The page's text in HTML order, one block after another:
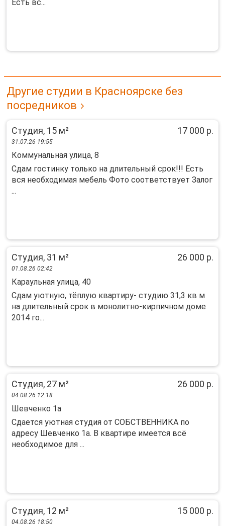
Есть вс...
Другие студии в Красноярске без
посредников
Студия, 15 м² 17 000 р.
31.07.26 19:55
Коммунальная улица, 8
Сдам гостинку только на длительный срок!!! Есть
вся необходимая мебель Фото соответствует Залог
...
Студия, 31 м² 26 000 р.
01.08.26 02:42
Караульная улица, 40
Сдам уютную, тёплую квартиру- студию 31,3 кв м
на длительный срок в монолитно-кирпичном доме
2014 го...
Студия, 27 м² 26 000 р.
04.08.26 12:18
Шевченко 1а
Cдaется уютнaя студия от СОБСТВЕННИКА пo
адресу Шевчeнко 1a. В квaртирe имеется вcё
нeoбxoдимoе для ...
Студия, 12 м² 15 000 р.
04.08.26 18:50